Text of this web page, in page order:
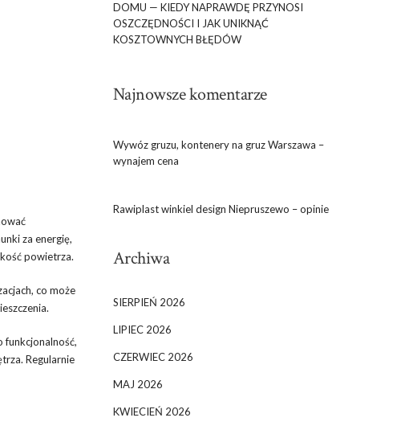
za energię,
powietrza.
co może
funkcjonalność,
Regularnie
DOMU — KIEDY NAPRAWDĘ PRZYNOSI
OSZCZĘDNOŚCI I JAK UNIKNĄĆ
KOSZTOWNYCH BŁĘDÓW
Najnowsze komentarze
Wywóz gruzu, kontenery na gruz Warszawa –
wynajem cena
Rawiplast winkiel design Niepruszewo – opinie
Archiwa
SIERPIEŃ 2026
LIPIEC 2026
CZERWIEC 2026
MAJ 2026
KWIECIEŃ 2026